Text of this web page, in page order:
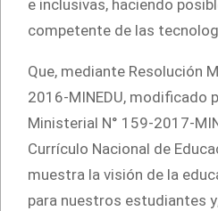
e inclusivas, haciendo
competente de las
Que, mediante Resolución
2016-MINEDU, modificado
Ministerial N° 159-2017-
Currículo Nacional de
muestra la visión de la
para nuestros estudiantes